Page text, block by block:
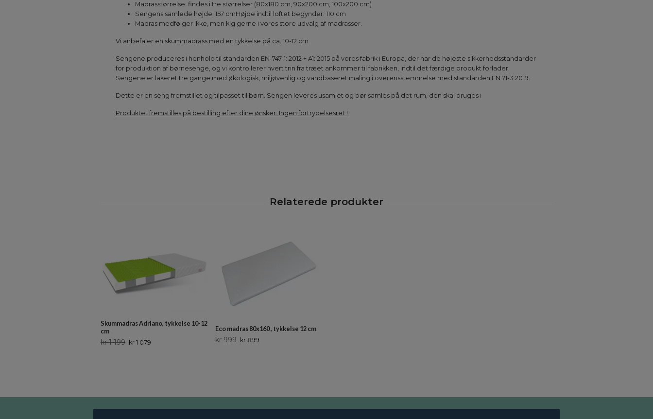
Madrasstørrelse: findes i tre størrelser (80x180 cm, 90x200 cm, 100x200 cm)
Sengens samlede højde: 157 cmHøjde indtil loftet begynder: 110 cm
Madras medfølger ikke, men kig gerne i vores store udvalg af madrasser.
Vi anbefaler en skummadrass med en tykkelse på ca. 10-12 cm.
Sengene produceres i henhold til standarden EN-747-1: 2012 + A1: 2015 på vores fabrik i Europa, der har de højeste sikkerhedsstandarder
for produktion af børnesenge, og vi kontrollerer hvert trin fra træet ankommer til fabrikken, indtil det færdige produkt forlader.
Sengene er lakeret tre gange med økologisk, miljøvenlig og vandbaseret maling i overensstemmelse med standarden EN 71-3:2019.
Dette er en seng fremstillet og tilpasset til børn. Sengen leveres usamlet og bør samles på det rum, den skal bruges i
Produktet fremstilles på bestilling efter dine ønsker. Ingen fortrydelsesret !
Skummadras Adriano, tykkelse 10-12
cm
kr 1 199 kr 1 079
Eco madras 80x160 , tykkelse 12 cm
kr 999 kr 899